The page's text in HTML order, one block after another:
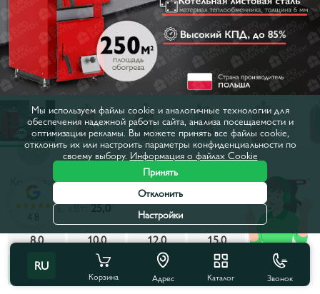
Код товара:263803
Мощность, кВт:25,0
8,0
10,0 12,0 15,0
20,0
25,0
30,0
35,0
RU
Корзина Адрес Каталог Звонок
4.8
Мы используем файлы cookie и аналогичные технологии для
обеспечения надежной работы сайта, анализа посещаемости и
оптимизации рекламы. Вы можете принять все файлы cookie,
отклонить их или настроить параметры конфиденциальности по
своему выбору. Информация о файлах Cookie
Принять
Отклонить
Настройки